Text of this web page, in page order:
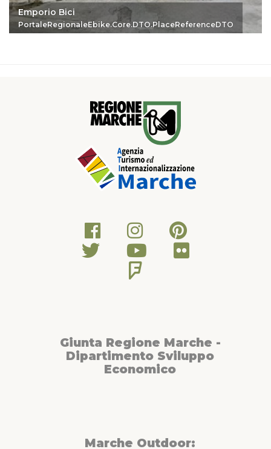
Emporio Bici
PortaleRegionaleEbike.Core.DTO.PlaceReferenceDTO
Giunta Regione Marche -
Dipartimento Sviluppo
Economico
Marche Outdoor: